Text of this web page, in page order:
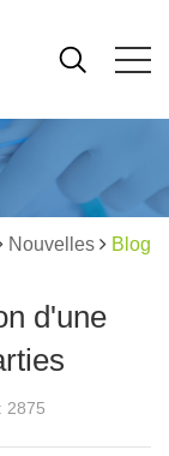
Nouvelles Blog
d'une
2875